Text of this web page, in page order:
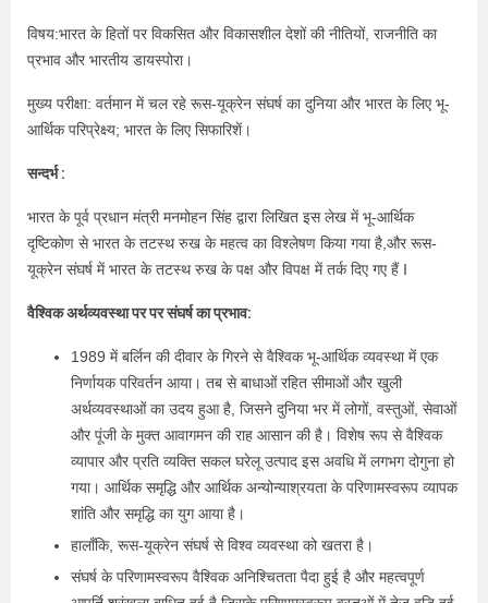
विषय:भारत के हितों पर विकसित और विकासशील देशों की नीतियों, राजनीति का
प्रभाव और भारतीय डायस्पोरा।
मुख्य परीक्षा: वर्तमान में चल रहे रूस-यूक्रेन संघर्ष का दुनिया और भारत के लिए भू-
आर्थिक परिप्रेक्ष्य; भारत के लिए सिफारिशें।
सन्दर्भ :
भारत के पूर्व प्रधान मंत्री मनमोहन सिंह द्वारा लिखित इस लेख में भू-आर्थिक
दृष्टिकोण से भारत के तटस्थ रुख के महत्व का विश्लेषण किया गया है,और रूस-
यूक्रेन संघर्ष में भारत के तटस्थ रुख के पक्ष और विपक्ष में तर्क दिए गए हैं I
वैश्विक अर्थव्यवस्था पर पर संघर्ष का प्रभाव:
1989 में बर्लिन की दीवार के गिरने से वैश्विक भू-आर्थिक व्यवस्था में एक
निर्णायक परिवर्तन आया। तब से बाधाओं रहित सीमाओं और खुली
अर्थव्यवस्थाओं का उदय हुआ है, जिसने दुनिया भर में लोगों, वस्तुओं, सेवाओं
और पूंजी के मुक्त आवागमन की राह आसान की है। विशेष रूप से वैश्विक
व्यापार और प्रति व्यक्ति सकल घरेलू उत्पाद इस अवधि में लगभग दोगुना हो
गया। आर्थिक समृद्धि और आर्थिक अन्योन्याश्रयता के परिणामस्वरूप व्यापक
शांति और समृद्धि का युग आया है।
हालाँकि, रूस-यूक्रेन संघर्ष से विश्व व्यवस्था को खतरा है।
संघर्ष के परिणामस्वरूप वैश्विक अनिश्चितता पैदा हुई है और महत्वपूर्ण